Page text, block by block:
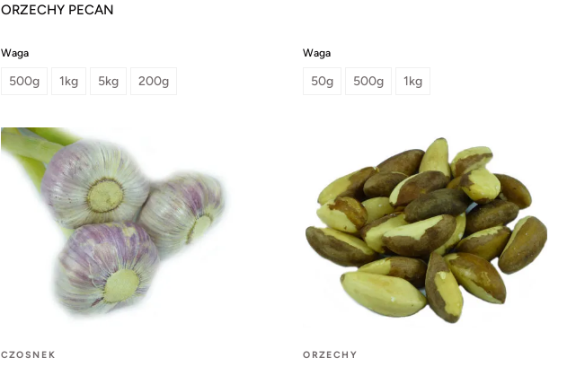
ORZECHY PECAN
Waga
500g 1kg 5kg 200g
Waga
50g 500g 1kg
CZOSNEK ORZECHY